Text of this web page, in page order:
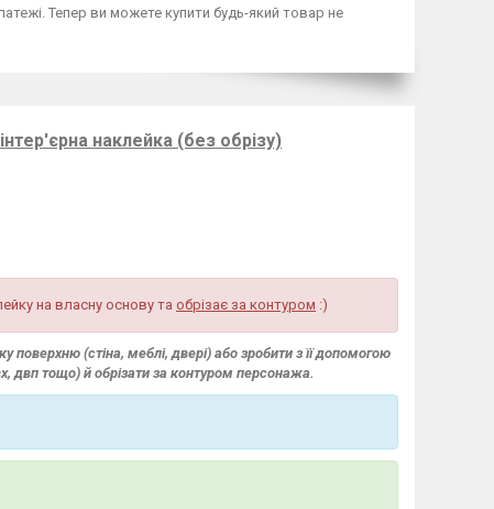
Тепер ви можете купити будь-який товар не
наклейка (без обрізу)
на власну основу та обрізає за контуром :)
(стіна, меблі, двері) або зробити з її допомогою
двп тощо) й обрізати за контуром персонажа.